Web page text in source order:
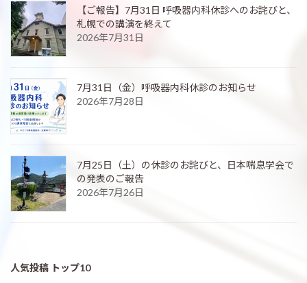
【ご報告】7月31日 呼吸器内科休診へのお詫びと、
札幌での講演を終えて
2026年7月31日
7月31日（金）呼吸器内科休診のお知らせ
2026年7月28日
7月25日（土）の休診のお詫びと、日本喘息学会で
の発表のご報告
2026年7月26日
人気投稿 トップ10